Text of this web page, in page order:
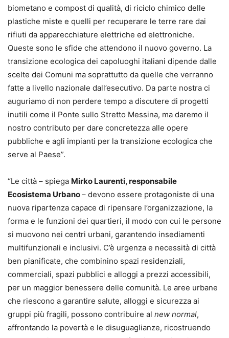
biometano e compost di qualità, di riciclo chimico delle
plastiche miste e quelli per recuperare le terre rare dai
rifiuti da apparecchiature elettriche ed elettroniche.
Queste sono le sfide che attendono il nuovo governo. La
transizione ecologica dei capoluoghi italiani dipende dalle
scelte dei Comuni ma soprattutto da quelle che verranno
fatte a livello nazionale dall’esecutivo. Da parte nostra ci
auguriamo di non perdere tempo a discutere di progetti
inutili come il Ponte sullo Stretto Messina, ma daremo il
nostro contributo per dare concretezza alle opere
pubbliche e agli impianti per la transizione ecologica che
serve al Paese”.
“Le città – spiega Mirko Laurenti, responsabile
Ecosistema Urbano– devono essere protagoniste di una
nuova ripartenza capace di ripensare l’organizzazione, la
forma e le funzioni dei quartieri, il modo con cui le persone
si muovono nei centri urbani, garantendo insediamenti
multifunzionali e inclusivi. C’è urgenza e necessità di città
ben pianificate, che combinino spazi residenziali,
commerciali, spazi pubblici e alloggi a prezzi accessibili,
per un maggior benessere delle comunità. Le aree urbane
che riescono a garantire salute, alloggi e sicurezza ai
gruppi più fragili, possono contribuire al new normal,
affrontando la povertà e le disuguaglianze, ricostruendo